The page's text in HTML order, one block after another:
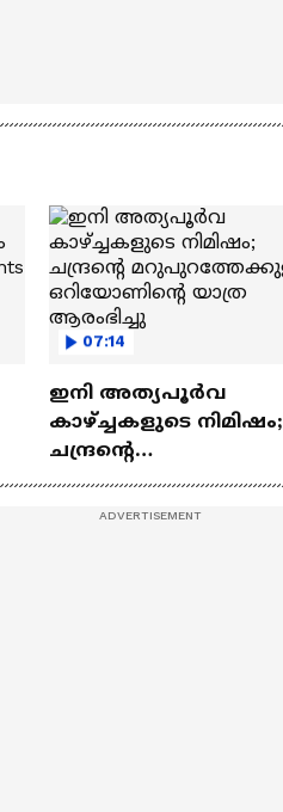
07:14
ഇനി അത്യപൂര്‍വ
കാഴ്ച്ചകളുടെ നിമിഷം;
ചന്ദ്രന്റെ